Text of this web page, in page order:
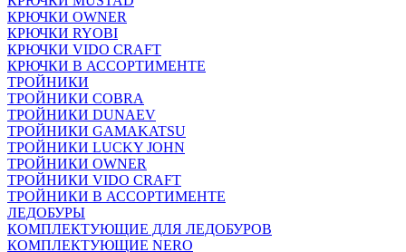
КРЮЧКИ OWNER
КРЮЧКИ RYOBI
КРЮЧКИ VIDO CRAFT
КРЮЧКИ В АССОРТИМЕНТЕ
ТРОЙНИКИ
ТРОЙНИКИ COBRA
ТРОЙНИКИ DUNAEV
ТРОЙНИКИ GAMAKATSU
ТРОЙНИКИ LUCKY JOHN
ТРОЙНИКИ OWNER
ТРОЙНИКИ VIDO CRAFT
ТРОЙНИКИ В АССОРТИМЕНТЕ
ЛЕДОБУРЫ
КОМПЛЕКТУЮЩИЕ ДЛЯ ЛЕДОБУРОВ
КОМПЛЕКТУЮЩИЕ NERO